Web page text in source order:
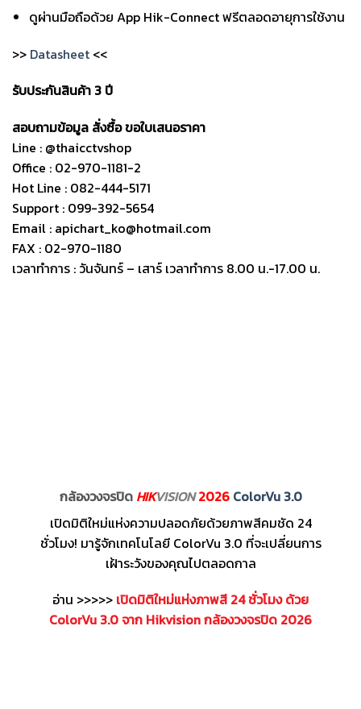
ดูผ่านมือถือด้วย App Hik-Connect ฟรีตลอดอายุการใช้งาน
>> Datasheet <<
รับประกันสินค้า 3 ปี
สอบถามข้อมูล สั่งซื้อ ขอใบเสนอราคา
Line : @thaicctvshop
Office : 02-970-1181-2
Hot Line : 082-444-5171
Support : 099-392-5654
Email : apichart_ko@hotmail.com
FAX : 02-970-1180
เวลาทำการ : วันจันทร์ – เสาร์ เวลาทำการ 8.00 น.-17.00 น.
กล้องวงจรปิด HIKVISION 2026 ColorVu 3.0
เปิดมิติใหม่แห่งความปลอดภัยด้วยภาพสีคมชัด 24
ชั่วโมง! มารู้จักเทคโนโลยี ColorVu 3.0 ที่จะเปลี่ยนการ
เฝ้าระวังของคุณไปตลอดกาล
อ่าน >>>>> เปิดมิติใหม่แห่งภาพสี 24 ชั่วโมง ด้วย
ColorVu 3.0 จาก Hikvision กล้องวงจรปิด 2026